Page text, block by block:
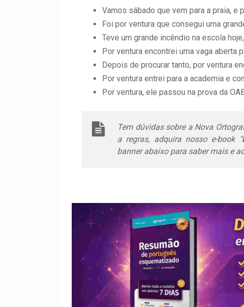
Vamos sábado que vem para a praia, e
Foi por ventura que consegui uma
Teve um grande incêndio na escola
Por ventura encontrei uma vaga aberta
Depois de procurar tanto, por ventura
Por ventura entrei para a academia e
Por ventura, ele passou na prova da
Tem dúvidas sobre a Nova
a regras, adquira nosso e-book "
banner abaixo para saber mais e